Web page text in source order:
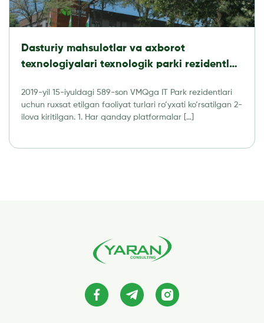
Dasturiy mahsulotlar va axborot
texnologiyalari texnologik parki rezidentlari
etilgan faoliyat turlari RO’YXATI
2019-yil 15-iyuldagi 589-son VMQga IT Park rezidentlari
uchun ruxsat etilgan faoliyat turlari ro‘yxati ko‘rsatilgan 2-
ilova kiritilgan. 1. Har qanday platformalar […]